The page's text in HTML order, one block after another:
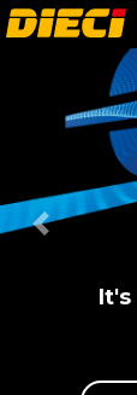
Previous